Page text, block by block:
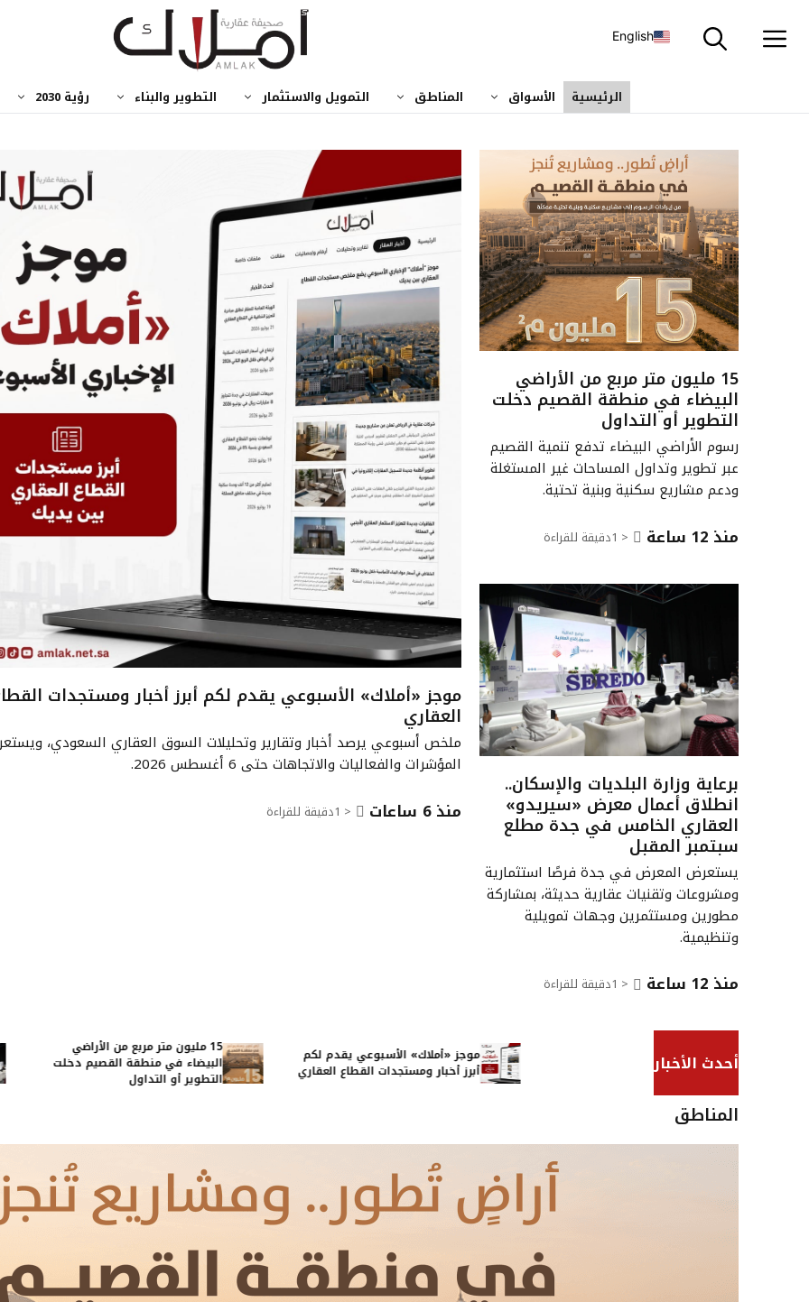
إلى
English
الرئيسية الأسواق المناطق التمويل والاستثمار التطوير والبناء رؤية 2030
15 مليون متر مربع من الأراضي
البيضاء في منطقة القصيم دخلت
التطوير أو التداول
رسوم الأراضي البيضاء تدفع تنمية القصيم
عبر تطوير وتداول المساحات غير المستغلة
ودعم مشاريع سكنية وبنية تحتية.
منذ 12 ساعة < 1 دقيقة للقراءة
برعاية وزارة البلديات والإسكان..
انطلاق أعمال معرض «سيريدو»
العقاري الخامس في جدة مطلع
سبتمبر المقبل
يستعرض المعرض في جدة فرصًا استثمارية
ومشروعات وتقنيات عقارية حديثة، بمشاركة
مطورين ومستثمرين وجهات تمويلية
وتنظيمية.
منذ 12 ساعة < 1 دقيقة للقراءة
موجز «أملاك» الأسبوعي يقدم لكم أبرز أخبار ومستجدات
العقاري
ملخص أسبوعي يرصد أخبار وتقارير وتحليلات السوق العقاري السعودي،
المؤشرات والفعاليات والاتجاهات حتى 6 أغسطس 2026.
منذ 6 ساعات < 1 دقيقة للقراءة
أحدث الأخبار
موجز «أملاك» الأسبوعي يقدم لكم
أبرز أخبار ومستجدات القطاع العقاري
15 مليون متر مربع من الأراضي
البيضاء في منطقة القصيم دخلت
التطوير أو التداول
المناطق